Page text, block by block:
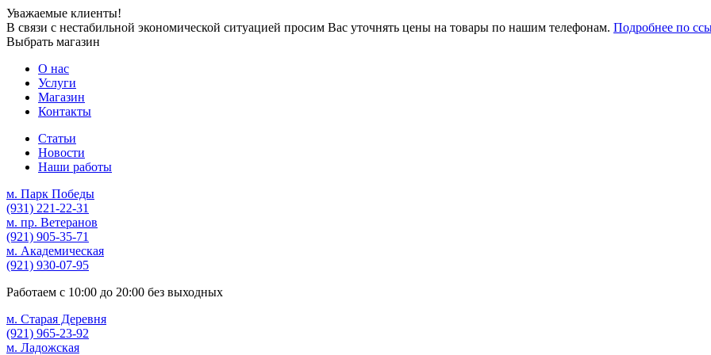
Уважаемые клиенты!
В связи с нестабильной экономической ситуацией просим Вас уточнять цены на товары по нашим телефонам. Подробнее по
Выбрать магазин
О нас
Услуги
Магазин
Контакты
Статьи
Новости
Наши работы
м. Парк Победы
(931) 221-22-31
м. пр. Ветеранов
(921) 905-35-71
м. Академическая
(921) 930-07-95
Работаем с 10:00 до 20:00 без выходных
м. Старая Деревня
(921) 965-23-92
м. Ладожская